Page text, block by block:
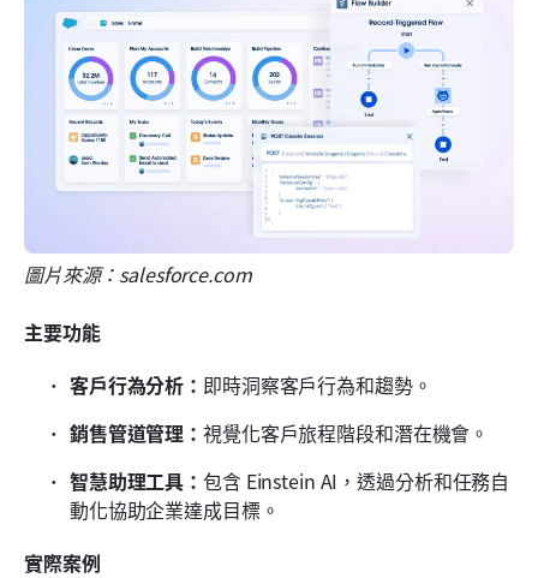
圖片來源：salesforce.com
主要功能
客戶行為分析： 即時洞察客戶行為和趨勢。
銷售管道管理：視覺化客戶旅程階段和潛在機會。
智慧助理工具：包含 Einstein AI，透過分析和任務自
動化協助企業達成目標。
實際案例